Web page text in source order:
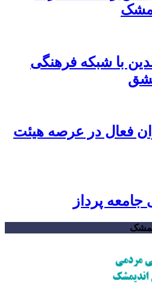
با شبکه فرهنگی
فعال در عرصه‌ هیئت
جامعه پرداز